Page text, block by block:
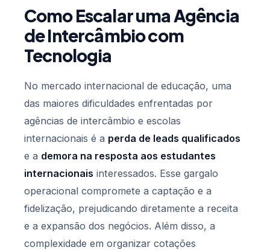
Como Escalar uma Agência
de Intercâmbio com
Tecnologia
No mercado internacional de educação, uma
das maiores dificuldades enfrentadas por
agências de intercâmbio e escolas
internacionais é a perda de leads qualificados
e a demora na resposta aos estudantes
internacionais interessados. Esse gargalo
operacional compromete a captação e a
fidelização, prejudicando diretamente a receita
e a expansão dos negócios. Além disso, a
complexidade em organizar cotações